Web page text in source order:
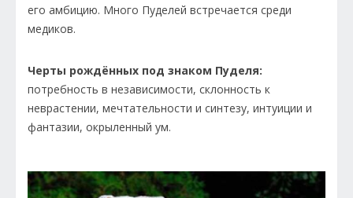
его амбицию. Много Пуделей встречается среди
медиков.
Черты рождённых под знаком Пуделя:
потребность в независимости, склонность к
неврастении, мечтательности и синтезу, интуиции и
фантазии, окрыленный ум.